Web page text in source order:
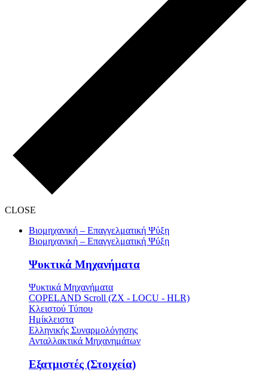
CLOSE
Βιομηχανική – Επαγγελματική Ψύξη
Βιομηχανική – Επαγγελματική Ψύξη
Ψυκτικά Μηχανήματα
Ψυκτικά Μηχανήματα
COPELAND Scroll (ZX - LOCU - HLR)
Κλειστού Τύπου
Ημίκλειστα
Ελληνικής Συναρμολόγησης
Ανταλλακτικά Μηχανημάτων
Εξατμιστές (Στοιχεία)